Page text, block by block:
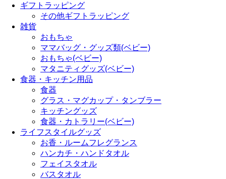
ギフトラッピング
その他ギフトラッピング
雑貨
おもちゃ
ママバッグ・グッズ類(ベビー)
おもちゃ(ベビー)
マタニティグッズ(ベビー)
食器・キッチン用品
食器
グラス・マグカップ・タンブラー
キッチングッズ
食器・カトラリー(ベビー)
ライフスタイルグッズ
お香・ルームフレグランス
ハンカチ・ハンドタオル
フェイスタオル
バスタオル